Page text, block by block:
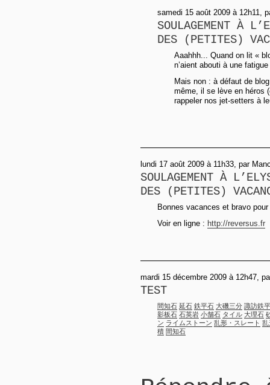
samedi 15 août 2009 à 12h11,
SOULAGEMENT À
DES (PETITES)
Aaahhh... Quand on lit «
n’aient abouti à une
Mais non : à défaut de
même, il se lève en héros
rappeler nos jet-setters à
lundi 17 août 2009 à 11h33, par
SOULAGEMENT À
DES (PETITES)
Bonnes vacances et bravo
Voir en ligne : http://reversus.fr
mardi 15 décembre 2009 à 12h47,
TEST
間知石 延石 鉄平石 大磯三分 諏訪鉄
影板石 石英岩 小舗石 タイル 大理石
ン ライムストーン 乱形・スレート 乱
積 間知石